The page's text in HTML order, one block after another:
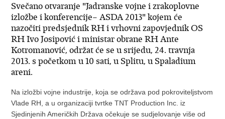
Svečano otvaranje "Jadranske vojne i zrakoplovne
izložbe i konferencije– ASDA 2013" kojem će
nazočiti predsjednik RH i vrhovni zapovjednik OS
RH Ivo Josipović i ministar obrane RH Ante
Kotromanović, održat će se u srijedu, 24. travnja
2013. s početkom u 10 sati, u Splitu, u Spaladium
areni.
Na izložbi vojne industrije, koja se održava pod pokroviteljstvom
Vlade RH, a u organizaciji tvrtke TNT Production Inc. iz
Sjedinjenih Američkih Država očekuje se sudjelovanje više od